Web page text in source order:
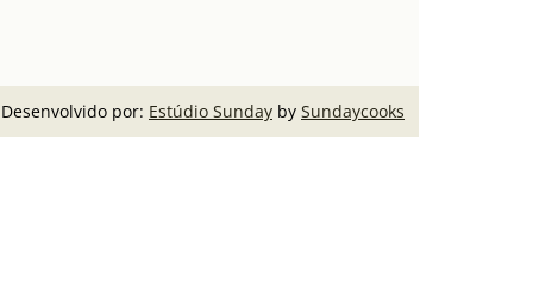
Desenvolvido por: Estúdio Sunday by Sundaycooks